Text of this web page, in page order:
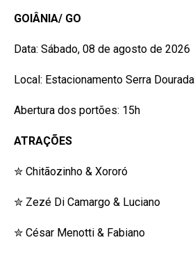
GOIÂNIA/ GO
Data: Sábado, 08 de agosto de 2026
Local: Estacionamento Serra Dourada
Abertura dos portões: 15h
ATRAÇÕES
✮ Chitãozinho & Xororó
✮ Zezé Di Camargo & Luciano
✮ César Menotti & Fabiano